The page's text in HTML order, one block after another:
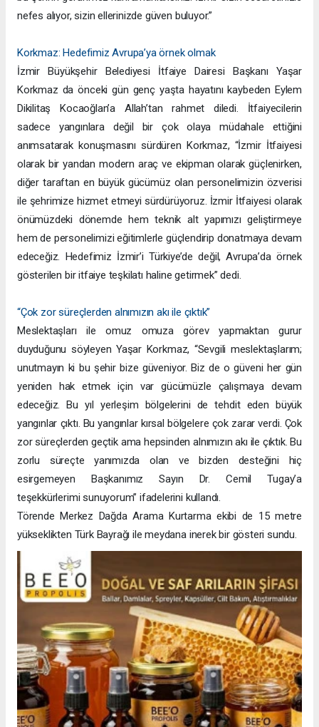
nefes alıyor, sizin ellerinizde güven buluyor.”
Korkmaz: Hedefimiz Avrupa’ya örnek olmak
İzmir Büyükşehir Belediyesi İtfaiye Dairesi Başkanı Yaşar
Korkmaz da önceki gün genç yaşta hayatını kaybeden Eylem
Dikilitaş Kocaoğlan’a Allah’tan rahmet diledi. İtfaiyecilerin
sadece yangınlara değil bir çok olaya müdahale ettiğini
anımsatarak konuşmasını sürdüren Korkmaz, “İzmir İtfaiyesi
olarak bir yandan modern araç ve ekipman olarak güçlenirken,
diğer taraftan en büyük gücümüz olan personelimizin özverisi
ile şehrimize hizmet etmeyi sürdürüyoruz. İzmir İtfaiyesi olarak
önümüzdeki dönemde hem teknik alt yapımızı geliştirmeye
hem de personelimizi eğitimlerle güçlendirip donatmaya devam
edeceğiz. Hedefimiz İzmir’i Türkiye’de değil, Avrupa’da örnek
gösterilen bir itfaiye teşkilatı haline getirmek” dedi.
“Çok zor süreçlerden alnımızın akı ile çıktık”
Meslektaşları ile omuz omuza görev yapmaktan gurur
duyduğunu söyleyen Yaşar Korkmaz, “Sevgili meslektaşlarım;
unutmayın ki bu şehir bize güveniyor. Biz de o güveni her gün
yeniden hak etmek için var gücümüzle çalışmaya devam
edeceğiz. Bu yıl yerleşim bölgelerini de tehdit eden büyük
yangınlar çıktı. Bu yangınlar kırsal bölgelere çok zarar verdi. Çok
zor süreçlerden geçtik ama hepsinden alnımızın akı ile çıktık. Bu
zorlu süreçte yanımızda olan ve bizden desteğini hiç
esirgemeyen Başkanımız Sayın Dr. Cemil Tugay’a
teşekkürlerimi sunuyorum” ifadelerini kullandı.
Törende Merkez Dağda Arama Kurtarma ekibi de 15 metre
yükseklikten Türk Bayrağı ile meydana inerek bir gösteri sundu.